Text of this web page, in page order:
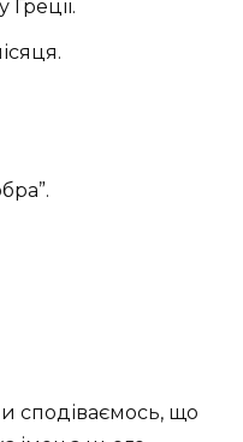
сподіваємось, що